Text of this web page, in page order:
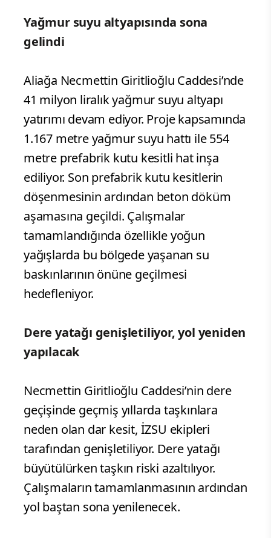
Yağmur suyu altyapısında sona
gelindi
Aliağa Necmettin Giritlioğlu Caddesi’nde
41 milyon liralık yağmur suyu altyapı
yatırımı devam ediyor. Proje kapsamında
1.167 metre yağmur suyu hattı ile 554
metre prefabrik kutu kesitli hat inşa
ediliyor. Son prefabrik kutu kesitlerin
döşenmesinin ardından beton döküm
aşamasına geçildi. Çalışmalar
tamamlandığında özellikle yoğun
yağışlarda bu bölgede yaşanan su
baskınlarının önüne geçilmesi
hedefleniyor.
Dere yatağı genişletiliyor, yol yeniden
yapılacak
Necmettin Giritlioğlu Caddesi’nin dere
geçişinde geçmiş yıllarda taşkınlara
neden olan dar kesit, İZSU ekipleri
tarafından genişletiliyor. Dere yatağı
büyütülürken taşkın riski azaltılıyor.
Çalışmaların tamamlanmasının ardından
yol baştan sona yenilenecek.